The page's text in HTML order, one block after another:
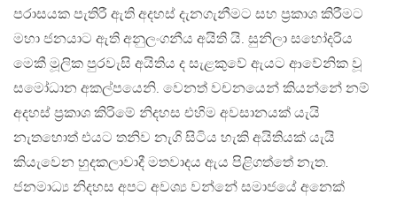
පරාසයක පැතිරී ඇති අදහස් දැනගැනීමට සහ ප්‍රකාශ කිරීමට
මහා ජනයාට ඇති අනුලංගනීය අයිති යි. සුනිලා සහෝදරිය
මෙකී මූලික පුරවැසි අයිතිය ද සැළකුවේ ඇයට ආවේනික වූ
සමෝධාන අකල්පයෙනි. වෙනත් වචනයෙන් කියන්නේ නම්
අදහස් ප්‍රකාශ කිරිමේ නිදහස එහිම අවසානයක් යැයි
නැතහොත් එයට තනිව නැගි සිටිය හැකි අයිතියක් යැයි
කියැවෙන හුදකලාවාදී මතවාදය ඇය පිළිගත්තේ නැත.
ජනමාධ්‍ය නිදහස අපට අවශ්‍ය වන්නේ සමාජයේ අනෙක්